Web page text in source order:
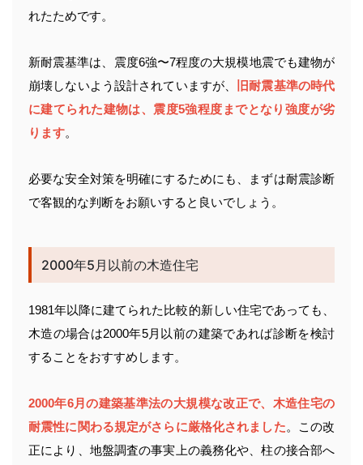
れたためです。
新耐震基準は、震度6強〜7程度の大規模地震でも建物が
崩壊しないよう設計されていますが、
旧耐震基準の時代
に建てられた建物は、震度5強程度までとなり強度が劣
ります。
必要な安全対策を明確にするためにも、まずは耐震診断
で客観的な判断をお願いすると良いでしょう。
2000年5月以前の木造住宅
1981年以降に建てられた比較的新しい住宅であっても、
木造の場合は2000年5月以前の建築であれば診断を検討
することをおすすめします。
2000年6月の建築基準法の大規模な改正で、木造住宅の
耐震性に関わる規定がさらに厳格化されました。この改
正により、地盤調査の事実上の義務化や、柱の接合部へ